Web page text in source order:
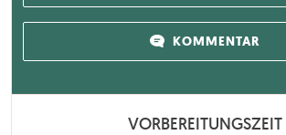
KOMMENTAR
VORBEREITUNGSZEIT